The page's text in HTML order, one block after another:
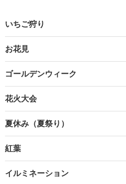
いちご狩り
お花見
ゴールデンウィーク
花火大会
夏休み（夏祭り）
紅葉
イルミネーション